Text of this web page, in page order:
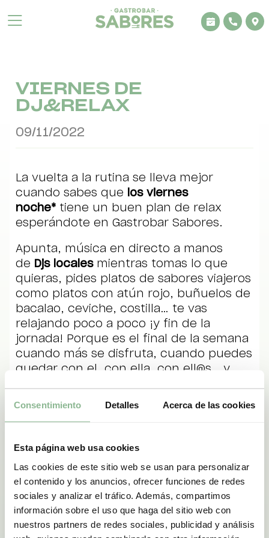
Consentimiento Detalles Acerca de las cookies
Esta página web usa cookies
Las cookies de este sitio web se usan para personalizar
el contenido y los anuncios, ofrecer funciones de redes
sociales y analizar el tráfico. Además, compartimos
información sobre el uso que haga del sitio web con
nuestros partners de redes sociales, publicidad y análisis
VIERNES DE
DJ&RELAX
09/11/2022
La vuelta a la rutina se lleva mejor
cuando sabes que los viernes
noche*tiene un buen plan de relax
esperándote en Gastrobar Sabores.
Apunta, música en directo a manos
de Djs localesmientras tomas lo que
quieras, pides platos de sabores viajeros
como platos con atún rojo, buñuelos de
bacalao, ceviche, costilla… te vas
relajando poco a poco ¡y fin de la
jornada! Porque es el final de la semana
cuando más se disfruta, cuando puedes
quedar con el, con ella, con ell@s… y,
música, y puedes darte tu capricho
Dj en directo desde las 21.30H (horario de
cena de 20.00 a 23.00 horas)
*Se realiza todos los viernes, siempre y
cuando el restaurante no tenga eventos
privados.
Política de privacidad
Cookies